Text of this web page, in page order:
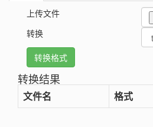
上传文件
转换
转换结果
文件名 格式